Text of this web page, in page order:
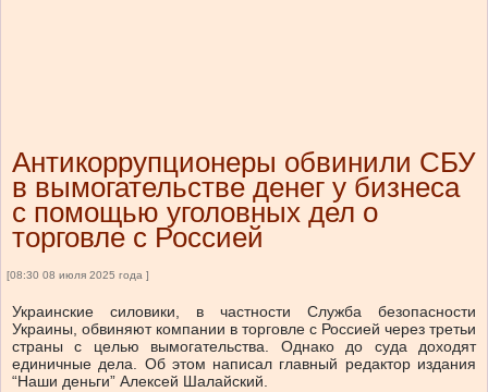
Антикоррупционеры обвинили СБУ
в вымогательстве денег у бизнеса
с помощью уголовных дел о
торговле с Россией
[08:30 08 июля 2025 года ]
Украинские силовики, в частности Служба безопасности
Украины, обвиняют компании в торговле с Россией через третьи
страны с целью вымогательства. Однако до суда доходят
единичные дела. Об этом написал главный редактор издания
“Наши деньги” Алексей Шалайский.